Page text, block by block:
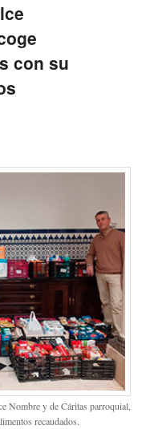
con su
Nombre y de Cáritas parroquial,
recaudados.